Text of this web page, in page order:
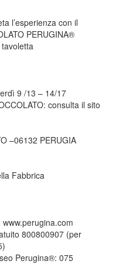
l’esperienza con il
PERUGINA®
9 /13 – 14/17
consulta il sito
–06132 PERUGIA
Fabbrica
www.perugina.com
800800907 (per
Perugina®: 075